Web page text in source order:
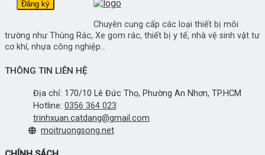
Chuyên cung cấp các loại thiết bị môi
trường như Thùng Rác, Xe gom rác, thiết bị y tế, nhà vệ sinh vật tư
cơ khí, nhựa công nghiệp...
THÔNG TIN LIÊN HỆ
Địa chỉ: 170/10 Lê Đức Thọ, Phường An Nhơn, TP.HCM
Hotline: 0356 364 023
trinhxuan.catdang@gmail.com
moitruongsong.net